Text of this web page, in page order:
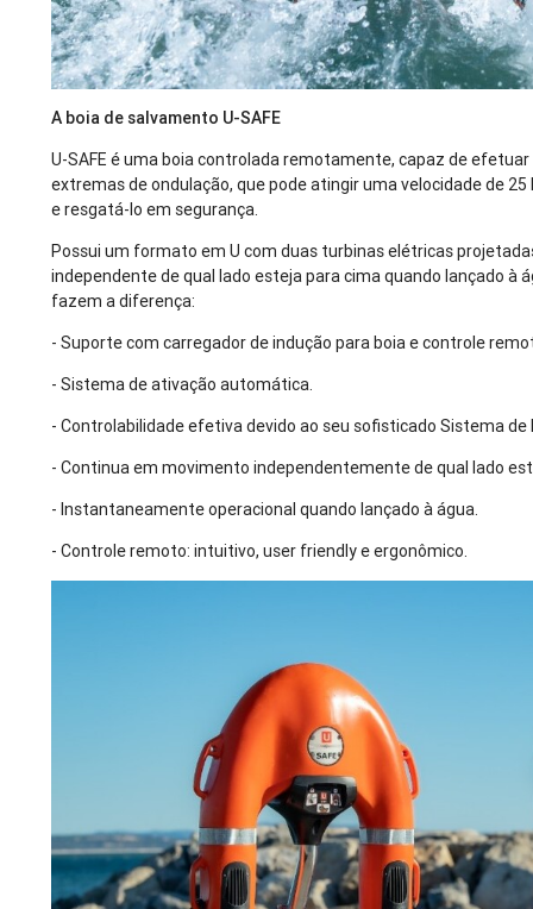
A boia de salvamento U-SAFE
U-SAFE é uma boia controlada remotamente, capaz de
extremas de ondulação, que pode atingir uma velocidade de
e resgatá-lo em segurança.
Possui um formato em U com duas turbinas elétricas
independente de qual lado esteja para cima quando lançado à
fazem a diferença:
- Suporte com carregador de indução para boia e controle
- Sistema de ativação automática.
- Controlabilidade efetiva devido ao seu sofisticado Sistema de
- Continua em movimento independentemente de qual lado
- Instantaneamente operacional quando lançado à água.
- Controle remoto: intuitivo, user friendly e ergonômico.